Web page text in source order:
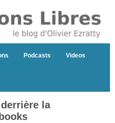
Podcasts Videos
la